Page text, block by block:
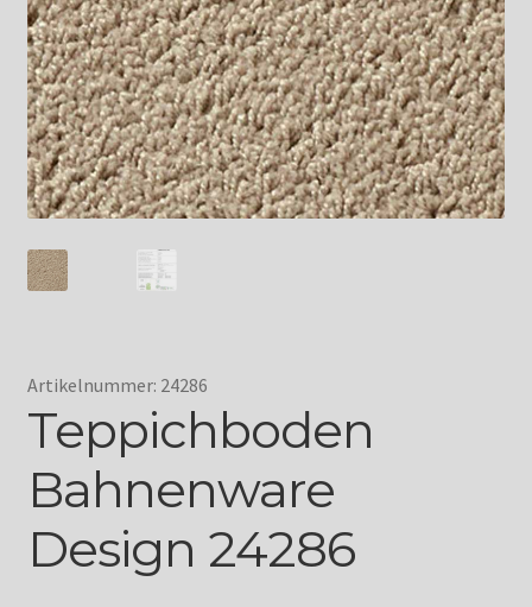
Artikelnummer: 24286
Teppichboden
Bahnenware
Design 24286